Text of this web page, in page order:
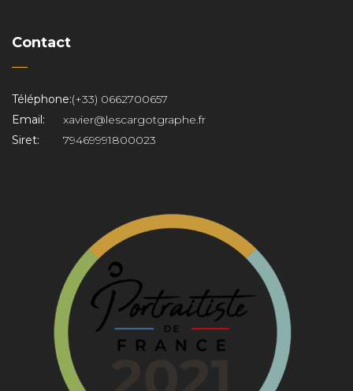
Contact
Téléphone:(+33) 0662700657
Email:
xavier@lescargotgraphe.fr
Siret:
79469991800023